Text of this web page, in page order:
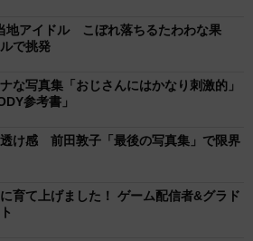
地アイドル こぼれ落ちるたわわな果
で挑発
な写真集「おじさんにはかなり刺激的」
参考書」
け感 前田敦子「最後の写真集」で限界
育て上げました！ ゲーム配信者&グラド